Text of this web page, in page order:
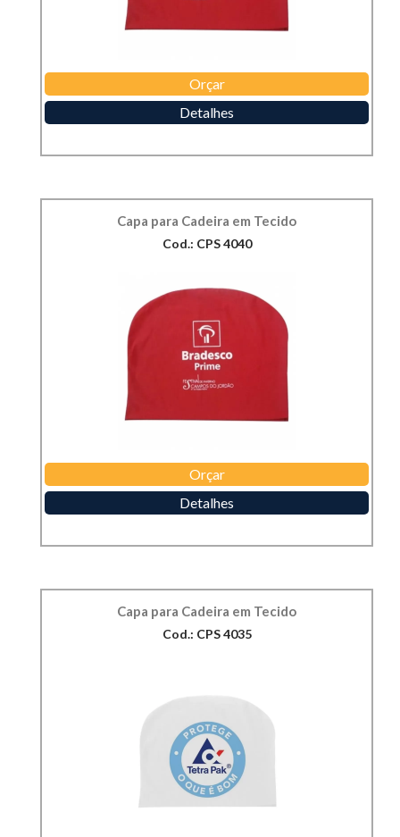
Orçar
Detalhes
Capa para Cadeira em Tecido
Cod.: CPS 4040
Orçar
Detalhes
Capa para Cadeira em Tecido
Cod.: CPS 4035